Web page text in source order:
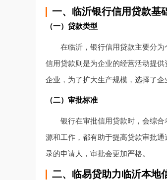
一、临沂银行信用贷款基
（一）贷款类型
在临沂，银行信用贷款主要分
信用贷款则是为企业的经营活动提
企业，为了扩大生产规模，选择了企
（二）审批标准
银行在审批信用贷款时，会综
源和工作，都有助于提高贷款审批
录的申请人，审批会更加严格。
二、临易贷助力临沂本地